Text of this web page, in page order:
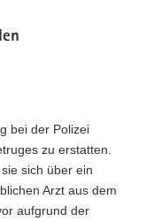
bei der Polizei
zu erstatten.
sich über ein
Arzt aus dem
aufgrund der